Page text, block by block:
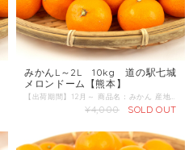
みかんL～2L 10kg 道の駅七城
メロンドーム【熊本】
¥4,000 SOLD OUT